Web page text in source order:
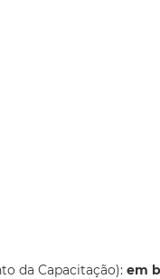
da Capacitação): em